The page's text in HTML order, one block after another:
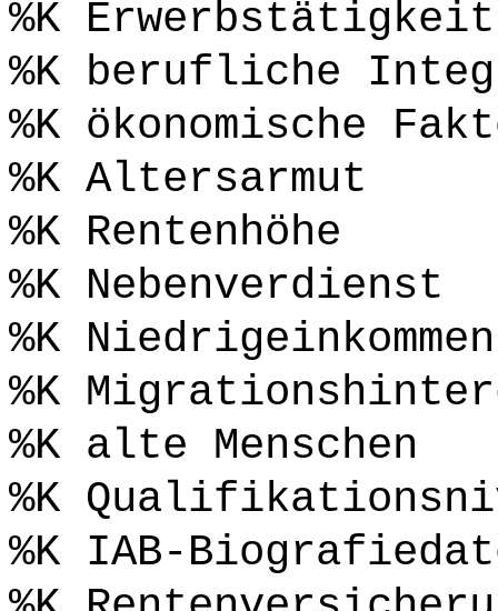
%K
%K berufliche
%K ökonomische
%K Altersarmut
%K Rentenhöhe
%K Nebenverdienst
%K Niedrigeinkommen
%K
%K alte Menschen
%K
%K IAB-